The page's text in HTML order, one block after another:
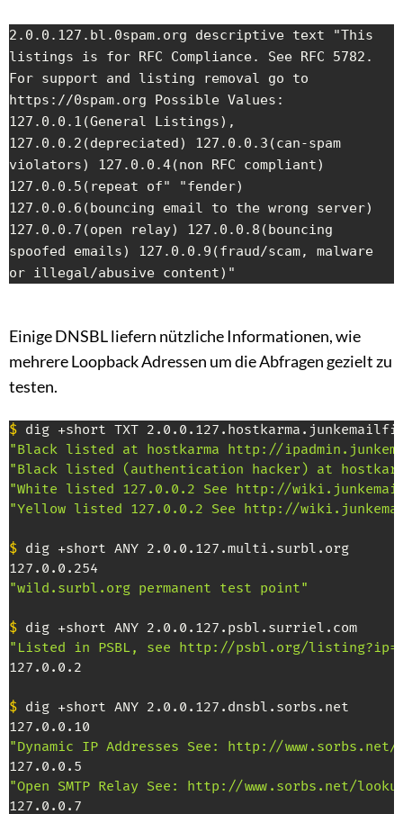
2.0.0.127.bl.0spam.org descriptive text "This
listings is for RFC Compliance. See RFC 5782.
For support and listing removal go to
https://0spam.org Possible Values:
127.0.0.1(General Listings),
127.0.0.2(depreciated) 127.0.0.3(can-spam
violators) 127.0.0.4(non RFC compliant)
127.0.0.5(repeat of" "fender)
127.0.0.6(bouncing email to the wrong server)
127.0.0.7(open relay) 127.0.0.8(bouncing
spoofed emails) 127.0.0.9(fraud/scam, malware
or illegal/abusive content)"
Einige DNSBL liefern nützliche Informationen, wie
mehrere Loopback Adressen um die Abfragen gezielt zu
testen.
$
"Black listed at hostkarma http://
"Black listed (authentication hacker) at
"White listed 127.0.0.2 See http://
"Yellow listed 127.0.0.2 See http://
$ dig +short ANY 2.0.0.127.multi.surbl.org
"wild.surbl.org permanent test point"
$
"Listed in PSBL, see http://psbl.org/
127.0.0.2
$ dig +short ANY 2.0.0.127.dnsbl.sorbs.net
"Dynamic IP Addresses See: http://
"Open SMTP Relay See: http://www.sorbs.net/